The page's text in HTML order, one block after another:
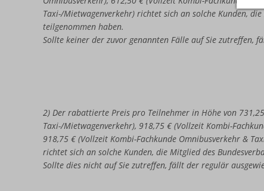
Taxi-/Mietwagenverkehr) richtet sich an solche Kunden,
teilgenommen haben.
Sollte keiner der zuvor genannten Fälle auf Sie zutreffen,
2) Der rabattierte Preis pro Teilnehmer in Höhe von
Taxi-/Mietwagenverkehr), 918,75 € (Vollzeit Kombi-
918,75 € (Vollzeit Kombi-Fachkunde Omnibusverkehr &
richtet sich an solche Kunden, die Mitglied des
Sollte dies nicht auf Sie zutreffen, fällt der regulär